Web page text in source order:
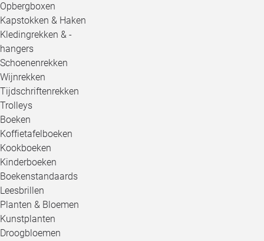
Opbergboxen
Kapstokken & Haken
Kledingrekken & -
hangers
Schoenenrekken
Wijnrekken
Tijdschriftenrekken
Trolleys
Boeken
Koffietafelboeken
Kookboeken
Kinderboeken
Boekenstandaards
Leesbrillen
Planten & Bloemen
Kunstplanten
Droogbloemen